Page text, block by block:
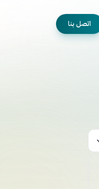
اتصل بنا